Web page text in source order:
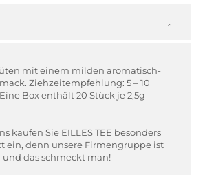
mit einem milden aromatisch-
Ziehzeitempfehlung: 5 – 10
Box enthält 20 Stück je 2,5g
kaufen Sie EILLES TEE besonders
ein, denn unsere Firmengruppe ist
und das schmeckt man!